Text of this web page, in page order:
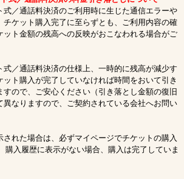
式／通話料決済のご利用時に生じた通信エラーや
チケット購入完了に至らずとも、ご利用内容の確
ット金額の残高への反映がおこなわれる場合がご
式／通話料決済の仕様上、一時的に残高が減少す
ット購入が完了していなければ時間をおいて引き
ので、ご安心ください（引き落とし金額の復旧
異なりますので、ご契約されている会社へお問い
れた場合は、必ずマイページでチケットの購入
購入履歴に表示がない場合、購入は完了していま